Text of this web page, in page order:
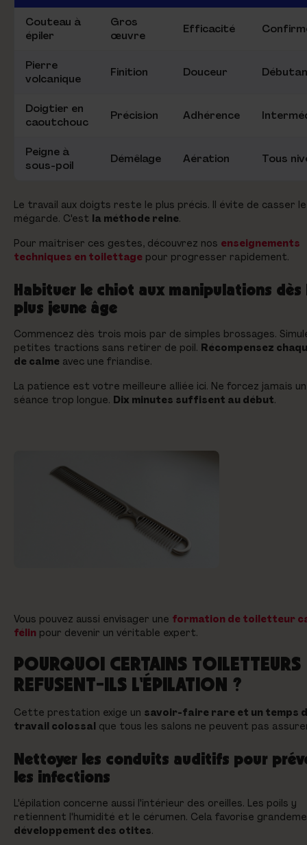
Couteau à
épiler
Gros
œuvre
Efficacité
Pierre
volcanique
Finition Douceur
Doigtier en
caoutchouc
Précision Adhérence
Peigne à
sous-poil
Démêlage Aération Tous
Le travail aux doigts reste le plus précis. Il évite de casser
mégarde. C'est la méthode reine.
Pour maîtriser ces gestes, découvrez nos enseignements
techniques en toilettage pour progresser rapidement.
Habituer le chiot aux manipulations dès
plus jeune âge
Commencez dès trois mois par de simples brossages.
petites tractions sans retirer de poil. Récompensez
de calme avec une friandise.
La patience est votre meilleure alliée ici. Ne forcez jamais
séance trop longue. Dix minutes suffisent au début.
Vous pouvez aussi envisager une formation de toiletteur
félin pour devenir un véritable expert.
POURQUOI CERTAINS TOILETTEURS
REFUSENT-ILS L'ÉPILATION ?
Cette prestation exige un savoir-faire rare et un temps
travail colossal que tous les salons ne peuvent pas
Nettoyer les conduits auditifs pour
les infections
L'épilation concerne aussi l'intérieur des oreilles. Les poils y
retiennent l'humidité et le cérumen. Cela favorise
développement des otites.